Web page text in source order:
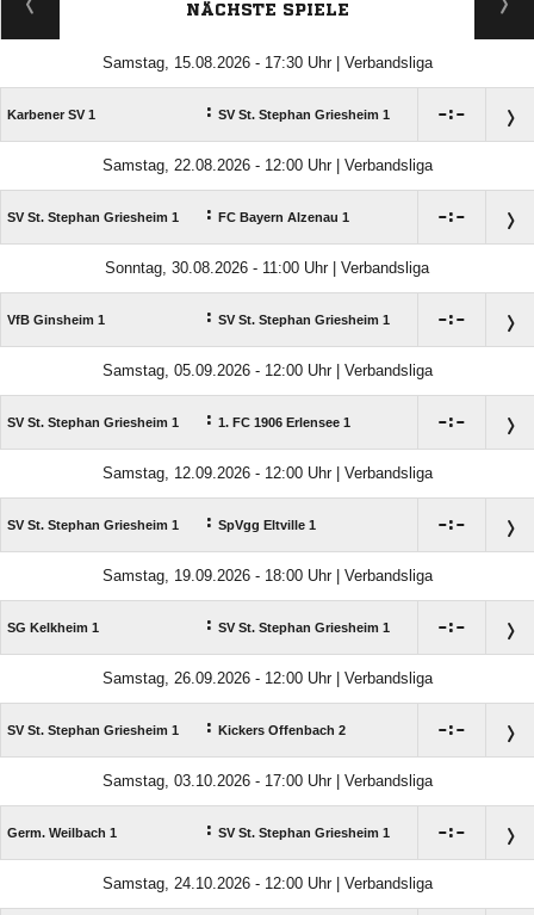
NÄCHSTE SPIELE
Samstag, 15.08.2026 - 17:30 Uhr | Verbandsliga
Karbener SV 1 : SV St. Stephan Griesheim 1 :
Samstag, 22.08.2026 - 12:00 Uhr | Verbandsliga
SV St. Stephan Griesheim 1 : FC Bayern Alzenau 1 :
Sonntag, 30.08.2026 - 11:00 Uhr | Verbandsliga
VfB Ginsheim 1 : SV St. Stephan Griesheim 1 :
Samstag, 05.09.2026 - 12:00 Uhr | Verbandsliga
SV St. Stephan Griesheim 1 : 1. FC 1906 Erlensee 1 :
Samstag, 12.09.2026 - 12:00 Uhr | Verbandsliga
SV St. Stephan Griesheim 1 : SpVgg Eltville 1 :
Samstag, 19.09.2026 - 18:00 Uhr | Verbandsliga
SG Kelkheim 1 : SV St. Stephan Griesheim 1 :
Samstag, 26.09.2026 - 12:00 Uhr | Verbandsliga
SV St. Stephan Griesheim 1 : Kickers Offenbach 2 :
Samstag, 03.10.2026 - 17:00 Uhr | Verbandsliga
Germ. Weilbach 1 : SV St. Stephan Griesheim 1 :
Samstag, 24.10.2026 - 12:00 Uhr | Verbandsliga